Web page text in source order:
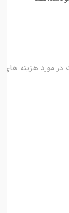
مورد هزینه های